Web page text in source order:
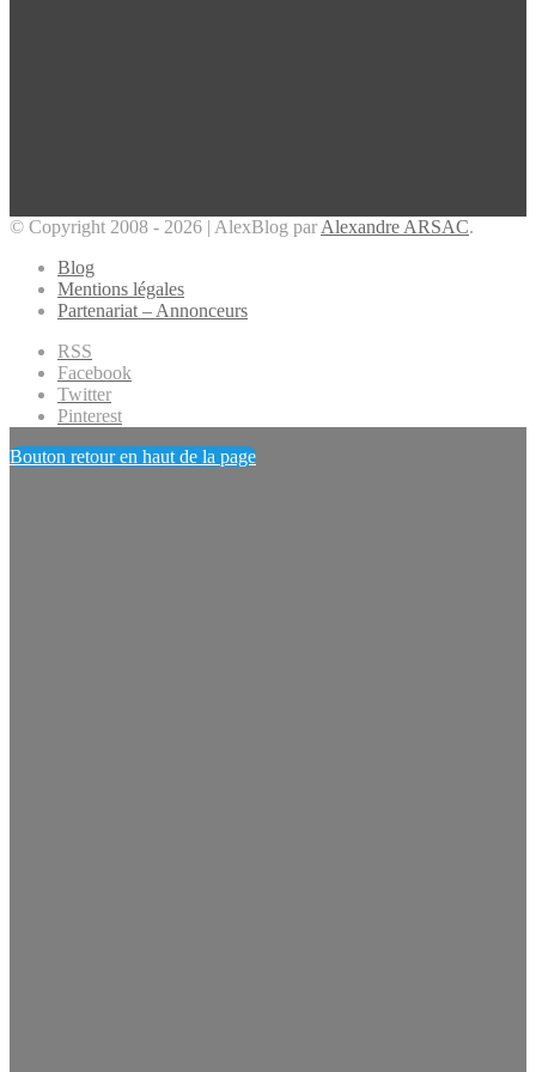
© Copyright 2008 - 2026 | AlexBlog par Alexandre ARSAC.
Blog
Mentions légales
Partenariat – Annonceurs
RSS
Facebook
Twitter
Pinterest
Bouton retour en haut de la page